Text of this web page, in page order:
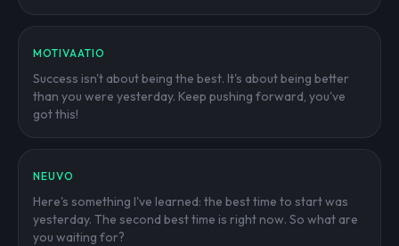
MOTIVAATIO
Success isn't about being the best. It's about being better
than you were yesterday. Keep pushing forward, you've
got this!
NEUVO
Here's something I've learned: the best time to start was
yesterday. The second best time is right now. So what are
you waiting for?